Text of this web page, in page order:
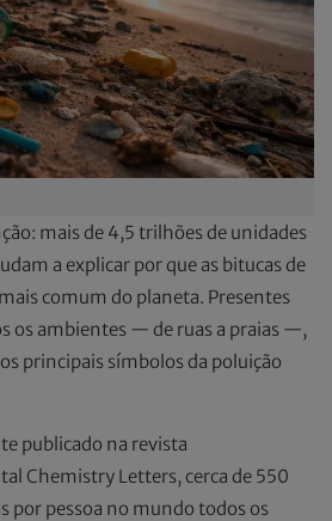
mais de 4,5 trilhões de unidades
a explicar por que as bitucas de
comum do planeta. Presentes
os ambientes — de ruas a praias —,
principais símbolos da poluição
publicado na revista
Chemistry Letters, cerca de 550
por pessoa no mundo todos os